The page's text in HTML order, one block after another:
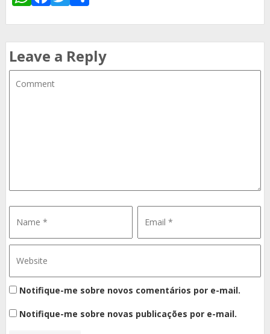
Leave a Reply
Notifique-me sobre novos comentários por e-mail.
Notifique-me sobre novas publicações por e-mail.